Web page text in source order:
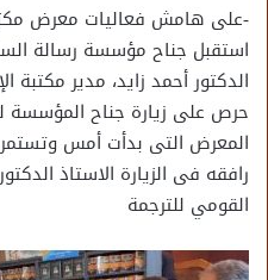
-على هامش فعاليات معرض
استقبل جناح مؤسسة رسالة
الدكتور أحمد زايد، مدير مكتبة
حرص على زيارة جناح المؤسسة
رافقه فى الزيارة الاستاذ
القومي للترجمة